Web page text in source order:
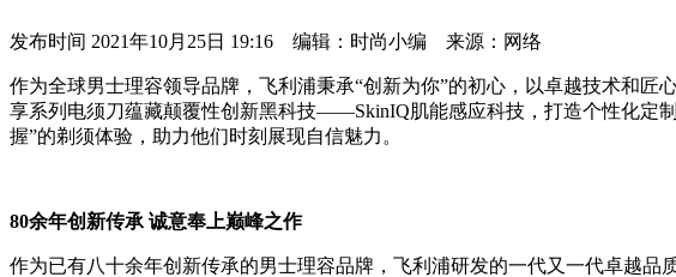
发布时间 2021年10月25日 19:16 编辑：时尚小编 来源：网络
作为全球男士理容领导品牌，飞利浦秉承“创新为你”的初心，以卓越技术和
享系列电须刀蕴藏颠覆性创新黑科技——SkinIQ肌能感应科技，打造个性化定
握”的剃须体验，助力他们时刻展现自信魅力。
80余年创新传承 诚意奉上巅峰之作
作为已有八十余年创新传承的男士理容品牌，飞利浦研发的一代又一代卓越